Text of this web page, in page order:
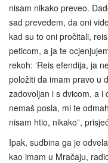
nisam nikako preveo.
sad prevedem, da oni
kad su to oni pročitali,
peticom, a ja te
rekoh: ‘Reis efendija, ja
položiti da imam pravo u
zadovoljan i s dvicom, a i
nemaš posla, mi te
nisam htio, nikako”,
Ipak, sudbina ga je
kao imam u Mračaju,